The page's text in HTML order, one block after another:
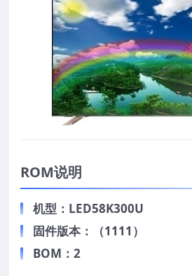
ROM说明
机型：LED58K300U
固件版本：（1111）
BOM：2